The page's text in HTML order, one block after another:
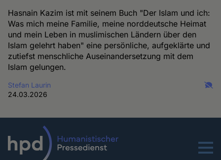
Hasnain Kazim ist mit seinem Buch "Der Islam und ich:
Was mich meine Familie, meine norddeutsche Heimat
und mein Leben in muslimischen Ländern über den
Islam gelehrt haben" eine persönliche, aufgeklärte und
zutiefst menschliche Auseinandersetzung mit dem
Islam gelungen.
Stefan Laurin
24.03.2026
Menu